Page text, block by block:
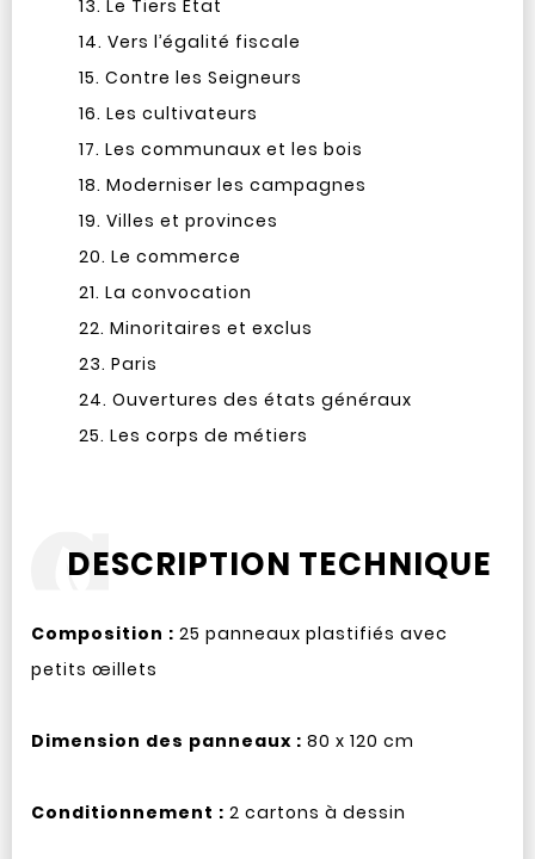
Le Tiers État
Vers l’égalité fiscale
Contre les Seigneurs
Les cultivateurs
Les communaux et les bois
Moderniser les campagnes
Villes et provinces
Le commerce
La convocation
Minoritaires et exclus
Paris
Ouvertures des états généraux
Les corps de métiers
DESCRIPTION TECHNIQUE
Composition : 25 panneaux plastifiés avec
petits œillets
Dimension des panneaux : 80 x 120 cm
Conditionnement : 2 cartons à dessin